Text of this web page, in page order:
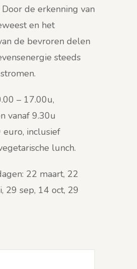
Door de erkenning van
en het
de bevroren delen
steeds
– 17.00u,
vanaf 9.30u
euro, inclusief
lunch.
22 maart, 22
29 sep, 14 oct, 29